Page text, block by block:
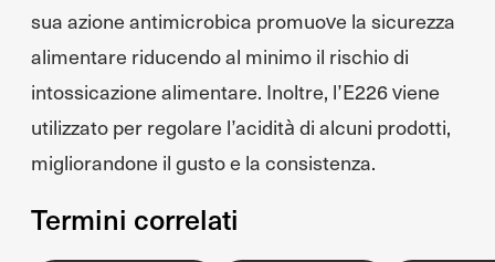
sua azione antimicrobica promuove la sicurezza
alimentare riducendo al minimo il rischio di
intossicazione alimentare. Inoltre, l’E226 viene
utilizzato per regolare l’acidità di alcuni prodotti,
migliorandone il gusto e la consistenza.
Termini correlati